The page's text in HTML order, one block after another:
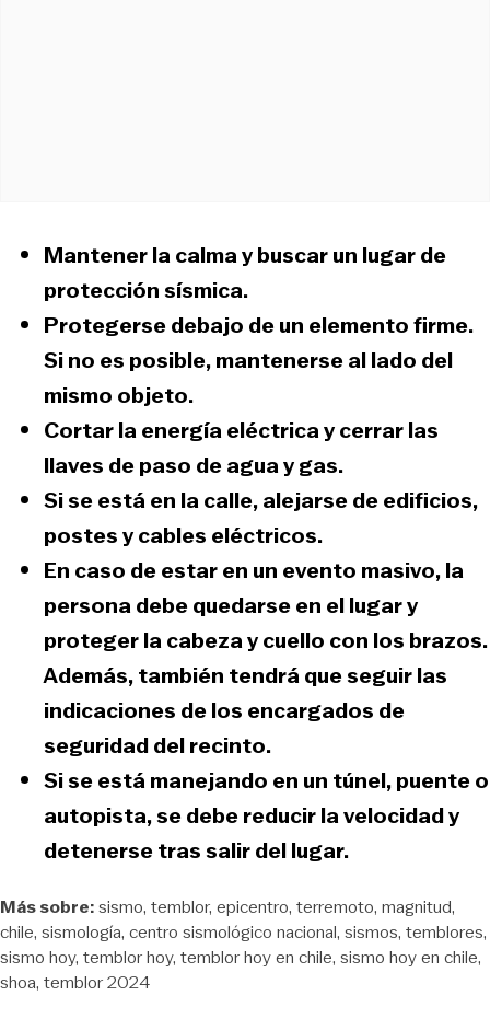
Mantener la calmay buscar un lugar de
protección sísmica.
Protegerse debajo de un elemento firme.
Si no es posible, mantenerse al lado del
mismo objeto.
Cortar la energía eléctrica y cerrar las
llaves de paso de agua y gas.
Si se está en la calle,alejarse de edificios,
postes y cables eléctricos.
En caso de estar en un evento masivo, la
persona debe quedarse en el lugar y
proteger la cabeza y cuello con los brazos.
Además, también tendrá que seguir las
indicaciones de los encargados de
seguridad del recinto.
Si se está manejando en un túnel, puente o
autopista, se debe reducir la velocidad y
detenerse tras salir del lugar.
Más sobre:sismo temblor epicentro terremoto magnitud
chile sismología centro sismológico nacional sismos temblores
sismo hoy temblor hoy temblor hoy en chile sismo hoy en chile
shoa temblor 2024